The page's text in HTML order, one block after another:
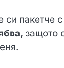
си пакетче
защото